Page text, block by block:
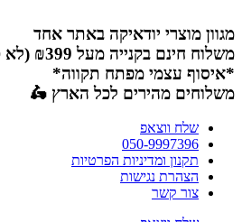
לתוכן
מגוון מוצרי יודאיקה באתר אחד
משלוח חינם בקנייה מעל ₪399 (לא כולל תמונות)
*איסוף עצמי מפתח תקווה*
משלוחים מהירים לכל הארץ 🛵
שלח ווצאפ
050-9997396
תקנון ומדיניות הפרטיות
הצהרת נגישות
צור קשר